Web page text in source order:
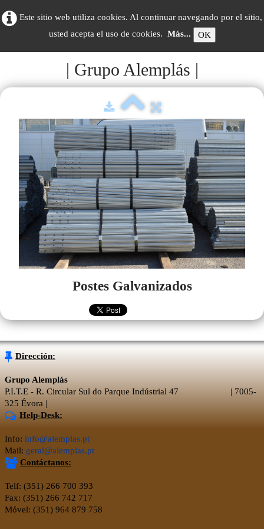
Este sitio web utiliza cookies. Al continuar navegando por el sitio,
usted acepta el uso de cookies. Más... OK
| Grupo Alemplás |
Postes Galvanizados
Dirección:
Grupo Alemplás
P.I.T.E - R. Circular Sul do Parque Indústrial 47 | 7005-
325 Évora |
Help-Desk:
Info: info@alemplas.pt
Mail: geral@alemplas.pt
Contáctanos:
Telf: (351) 266 700 393
Fax: (351) 266 742 717
Móvel: (351) 964 879 758